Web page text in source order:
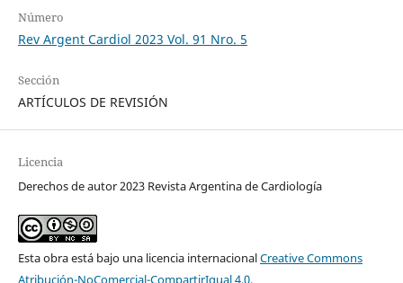
Número
Rev Argent Cardiol 2023 Vol. 91 Nro. 5
Sección
ARTÍCULOS DE REVISIÓN
Licencia
Derechos de autor 2023 Revista Argentina de Cardiología
Esta obra está bajo una licencia internacionalCreative Commons
Atribución-NoComercial-CompartirIgual 4.0.